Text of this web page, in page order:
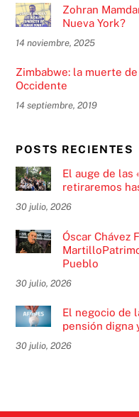
Zohran
Nueva York?
14 noviembre, 2025
Zimbabwe: la muerte
Occidente
14 septiembre, 2019
POSTS RECIENTES
El auge de las
retiraremos
30 julio, 2026
Óscar Chávez
Pueblo
30 julio, 2026
El negocio de
pensión digna
30 julio, 2026